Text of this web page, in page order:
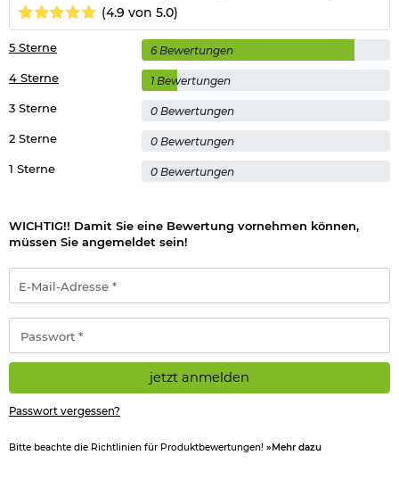
Bitte beachten Sie auch folgenden Link:
Umgang mit Gas- und Signalwaffen.
Achtung:
Wurfstücke.
Nicht rauchen.
(4.9 von 5.0)
1 Sterne 0 Bewertungen
2 Sterne 0 Bewertungen
3 Sterne 0 Bewertungen
4 Sterne 1 Bewertungen
5 Sterne 6 Bewertungen
WICHTIG!! Damit Sie eine Bewertung vornehmen können,
müssen Sie angemeldet sein!
Mail-
Adresse
*
jetzt anmelden
Passwort vergessen?
Bitte beachte die Richtlinien für Produktbewertungen! »Mehr dazu